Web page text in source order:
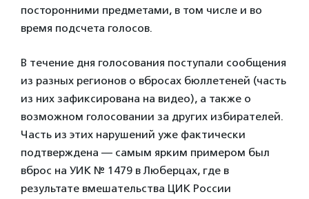
посторонними предметами, в том числе и во
время подсчета голосов.
В течение дня голосования поступали сообщения
из разных регионов о вбросах бюллетеней (часть
из них зафиксирована на видео), а также о
возможном голосовании за других избирателей.
Часть из этих нарушений уже фактически
подтверждена — самым ярким примером был
вброс на УИК № 1479 в Люберцах, где в
результате вмешательства ЦИК России